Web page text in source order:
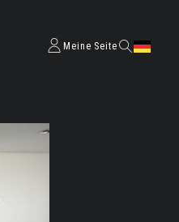
Meine Seite